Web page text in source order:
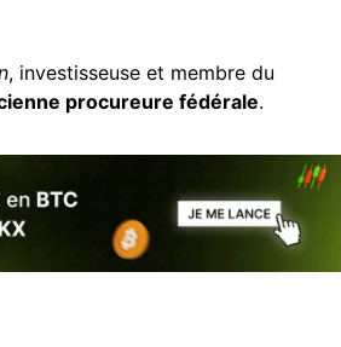
, investisseuse et membre du
procureure fédérale.